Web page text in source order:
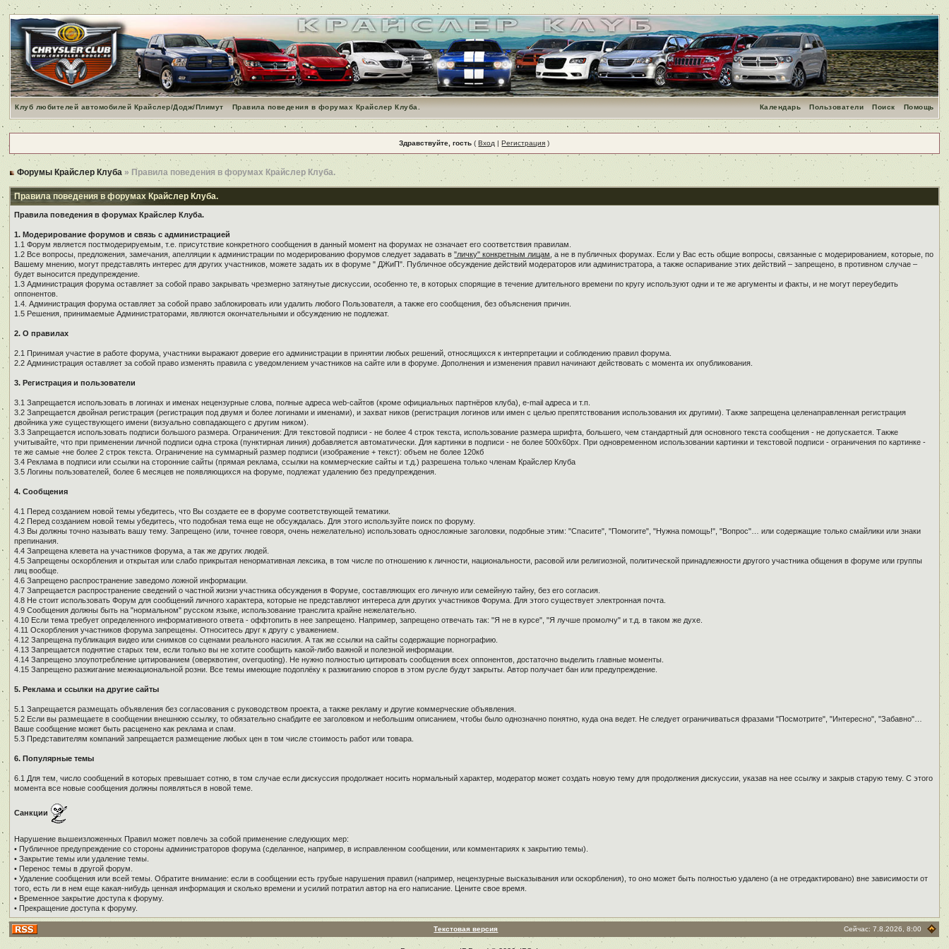
Клуб любителей автомобилей Крайслер/Додж/Плимут Правила поведения в форумах Крайслер Клуба. Помощь
Поиск
Пользователи
Календарь
Здравствуйте, гость (Вход |Регистрация )
Форумы Крайслер Клуба » Правила поведения в форумах Крайслер Клуба.
Правила поведения в форумах Крайслер Клуба.
Правила поведения в форумах Крайслер Клуба.
1. Модерирование форумов и связь с администрацией
1.1 Форум является постмодерируемым, т.е. присутствие конкретного сообщения в данный момент на форумах не означает его соответствия правилам.
1.2 Все вопросы, предложения, замечания, апелляции к администрации по модерированию форумов следует задавать в"личку" конкретным лицам , а не в публичных форумах. Если у Вас есть общие вопросы, связанные с модерированием, которые, по
Вашему мнению, могут представлять интерес для других участников, можете задать их в форуме " ДЖиП". Публичное обсуждение действий модераторов или администратора, а также оспаривание этих действий – запрещено, в противном случае –
будет выносится предупреждение.
1.3 Администрация форума оставляет за собой право закрывать чрезмерно затянутые дискуссии, особенно те, в которых спорящие в течение длительного времени по кругу используют одни и те же аргументы и факты, и не могут переубедить
оппонентов.
1.4. Администрация форума оставляет за собой право заблокировать или удалить любого Пользователя, а также его сообщения, без объяснения причин.
1.5 Решения, принимаемые Администраторами, являются окончательными и обсуждению не подлежат.
2. О правилах
2.1 Принимая участие в работе форума, участники выражают доверие его администрации в принятии любых решений, относящихся к интерпретации и соблюдению правил форума.
2.2 Администрация оставляет за собой право изменять правила с уведомлением участников на сайте или в форуме. Дополнения и изменения правил начинают действовать с момента их опубликования.
3. Регистрация и пользователи
3.1 Запрещается использовать в логинах и именах нецензурные слова, полные адреса web-сайтов (кроме официальных партнёров клуба), e-mail адреса и т.п.
3.2 Запрещается двойная регистрация (регистрация под двумя и более логинами и именами), и захват ников (регистрация логинов или имен с целью препятствования использования их другими). Также запрещена целенаправленная регистрация
двойника уже существующего имени (визуально совпадающего с другим ником).
3.3 Запрещается использовать подписи большого размера. Ограничения: Для текстовой подписи - не более 4 строк текста, использование размера шрифта, большего, чем стандартный для основного текста сообщения - не допускается. Также
учитывайте, что при применении личной подписи одна строка (пунктирная линия) добавляется автоматически. Для картинки в подписи - не более 500x60px. При одновременном использовании картинки и текстовой подписи - ограничения по картинке -
те же самые +не более 2 строк текста. Ограничение на суммарный размер подписи (изображение + текст): объем не более 120кб
3.4 Реклама в подписи или ссылки на сторонние сайты (прямая реклама, ссылки на коммерческие сайты и т.д.) разрешена только членам Крайслер Клуба
3.5 Логины пользователей, более 6 месяцев не появляющихся на форуме, подлежат удалению без предупреждения.
4. Сообщения
4.1 Перед созданием новой темы убедитесь, что Вы создаете ее в форуме соответствующей тематики.
4.2 Перед созданием новой темы убедитесь, что подобная тема еще не обсуждалась. Для этого используйте поиск по форуму.
4.3 Вы должны точно называть вашу тему. Запрещено (или, точнее говоря, очень нежелательно) использовать односложные заголовки, подобные этим: "Спасите", "Помогите", "Нужна помощь!", "Вопрос"… или содержащие только смайлики или знаки
препинания.
4.4 Запрещена клевета на участников форума, а так же других людей.
4.5 Запрещены оскорбления и открытая или слабо прикрытая ненормативная лексика, в том числе по отношению к личности, национальности, расовой или религиозной, политической принадлежности другого участника общения в форуме или группы
лиц вообще.
4.6 Запрещено распространение заведомо ложной информации.
4.7 Запрещается распространение сведений о частной жизни участника обсуждения в Форуме, составляющих его личную или семейную тайну, без его согласия.
4.8 Не стоит использовать Форум для сообщений личного характера, которые не представляют интереса для других участников Форума. Для этого существует электронная почта.
4.9 Сообщения должны быть на "нормальном" русском языке, использование транслита крайне нежелательно.
4.10 Если тема требует определенного информативного ответа - оффтопить в нее запрещено. Например, запрещено отвечать так: "Я не в курсе", "Я лучше промолчу" и т.д. в таком же духе.
4.11 Оскорбления участников форума запрещены. Относитесь друг к другу с уважением.
4.12 Запрещена публикация видео или снимков со сценами реального насилия. А так же ссылки на сайты содержащие порнографию.
4.13 Запрещается поднятие старых тем, если только вы не хотите сообщить какой-либо важной и полезной информации.
4.14 Запрещено злоупотребление цитированием (оверквотинг, overquoting). Не нужно полностью цитировать сообщения всех оппонентов, достаточно выделить главные моменты.
4.15 Запрещено разжигание межнациональной розни. Все темы имеющие подоплёку к разжиганию споров в этом русле будут закрыты. Автор получает бан или предупреждение.
5. Реклама и ссылки на другие сайты
5.1 Запрещается размещать объявления без согласования с руководством проекта, а также рекламу и другие коммерческие объявления.
5.2 Если вы размещаете в сообщении внешнюю ссылку, то обязательно снабдите ее заголовком и небольшим описанием, чтобы было однозначно понятно, куда она ведет. Не следует ограничиваться фразами "Посмотрите", "Интересно", "Забавно"…
Ваше сообщение может быть расценено как реклама и спам.
5.3 Представителям компаний запрещается размещение любых цен в том числе стоимость работ или товара.
6. Популярные темы
6.1 Для тем, число сообщений в которых превышает сотню, в том случае если дискуссия продолжает носить нормальный характер, модератор может создать новую тему для продолжения дискуссии, указав на нее ссылку и закрыв старую тему. С этого
момента все новые сообщения должны появляться в новой теме.
Санкции
Нарушение вышеизложенных Правил может повлечь за собой применение следующих мер:
• Публичное предупреждение со стороны администраторов форума (сделанное, например, в исправленном сообщении, или комментариях к закрытию темы).
• Закрытие темы или удаление темы.
• Перенос темы в другой форум.
• Удаление сообщения или всей темы. Обратите внимание: если в сообщении есть грубые нарушения правил (например, нецензурные высказывания или оскорбления), то оно может быть полностью удалено (а не отредактировано) вне зависимости от
того, есть ли в нем еще какая-нибудь ценная информация и сколько времени и усилий потратил автор на его написание. Цените свое время.
• Временное закрытие доступа к форуму.
• Прекращение доступа к форуму.
Текстовая версия Сейчас: 7.8.2026, 8:00